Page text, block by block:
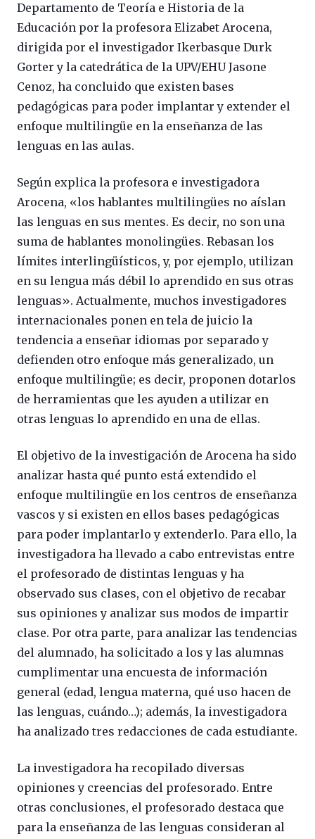
Departamento de Teoría e Historia de la
Educación por la profesora Elizabet Arocena,
dirigida por el investigador Ikerbasque Durk
Gorter y la catedrática de la UPV/EHU Jasone
Cenoz, ha concluido que existen bases
pedagógicas para poder implantar y extender el
enfoque multilingüe en la enseñanza de las
lenguas en las aulas.
Según explica la profesora e investigadora
Arocena, «los hablantes multilingües no aíslan
las lenguas en sus mentes. Es decir, no son una
suma de hablantes monolingües. Rebasan los
límites interlingüísticos, y, por ejemplo, utilizan
en su lengua más débil lo aprendido en sus otras
lenguas». Actualmente, muchos investigadores
internacionales ponen en tela de juicio la
tendencia a enseñar idiomas por separado y
defienden otro enfoque más generalizado, un
enfoque multilingüe; es decir, proponen dotarlos
de herramientas que les ayuden a utilizar en
otras lenguas lo aprendido en una de ellas.
El objetivo de la investigación de Arocena ha sido
analizar hasta qué punto está extendido el
enfoque multilingüe en los centros de enseñanza
vascos y si existen en ellos bases pedagógicas
para poder implantarlo y extenderlo. Para ello, la
investigadora ha llevado a cabo entrevistas entre
el profesorado de distintas lenguas y ha
observado sus clases, con el objetivo de recabar
sus opiniones y analizar sus modos de impartir
clase. Por otra parte, para analizar las tendencias
del alumnado, ha solicitado a los y las alumnas
cumplimentar una encuesta de información
general (edad, lengua materna, qué uso hacen de
las lenguas, cuándo…); además, la investigadora
ha analizado tres redacciones de cada estudiante.
La investigadora ha recopilado diversas
opiniones y creencias del profesorado. Entre
otras conclusiones, el profesorado destaca que
para la enseñanza de las lenguas consideran al